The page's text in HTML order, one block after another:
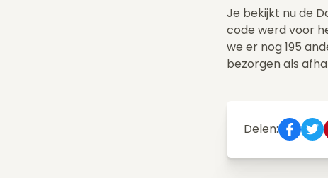
Je bekijkt nu de
code werd voor
we er nog 195
bezorgen als
Delen: